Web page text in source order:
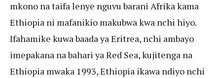
mkono na taifa lenye nguvu barani Afrika kama
Ethiopia ni mafanikio makubwa kwa nchi hiyo.
Ifahamike kuwa baada ya Eritrea, nchi ambayo
imepakana na bahari ya Red Sea, kujitenga na
Ethiopia mwaka 1993, Ethiopia ikawa ndiyo nchi